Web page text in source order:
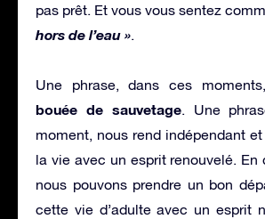
pas prêt. Et vous vous sentez
hors de l’eau ».
Une phrase, dans ces
bouée de sauvetage. Une
moment, nous rend indépendant
la vie avec un esprit renouvelé. En
nous pouvons prendre un bon
cette vie d’adulte avec un esprit